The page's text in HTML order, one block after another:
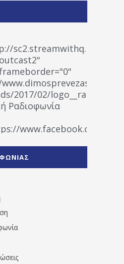
wp-
2017/02/
Ραδιοφωνία
www.facebook.com/
" artist="" ]